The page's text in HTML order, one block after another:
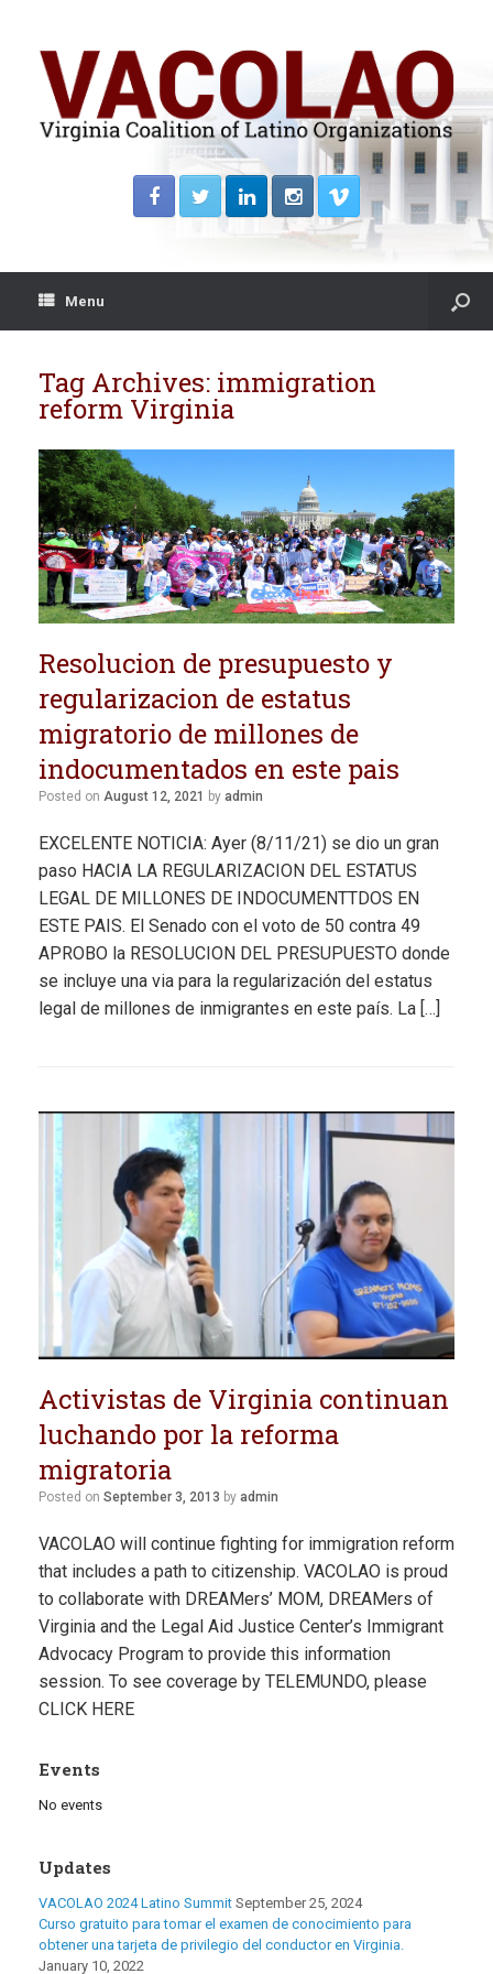
Menu
Tag Archives: immigration
reform Virginia
Resolucion de presupuesto y
regularizacion de estatus
migratorio de millones de
indocumentados en este pais
Posted on August 12, 2021 by admin
EXCELENTE NOTICIA: Ayer (8/11/21) se dio un gran
paso HACIA LA REGULARIZACION DEL ESTATUS
LEGAL DE MILLONES DE INDOCUMENTTDOS EN
ESTE PAIS. El Senado con el voto de 50 contra 49
APROBO la RESOLUCION DEL PRESUPUESTO donde
se incluye una via para la regularización del estatus
legal de millones de inmigrantes en este país. La […]
Activistas de Virginia continuan
luchando por la reforma
migratoria
Posted on September 3, 2013 by admin
VACOLAO will continue fighting for immigration reform
that includes a path to citizenship. VACOLAO is proud
to collaborate with DREAMers’ MOM, DREAMers of
Virginia and the Legal Aid Justice Center’s Immigrant
Advocacy Program to provide this information
session. To see coverage by TELEMUNDO, please
CLICK HERE
Events
No events
Updates
VACOLAO 2024 Latino Summit September 25, 2024
Curso gratuito para tomar el examen de conocimiento para
obtener una tarjeta de privilegio del conductor en Virginia.
January 10, 2022